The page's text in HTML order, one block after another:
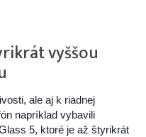
vyššou
ale aj k riadnej
napríklad vybavili
5, ktoré je až štyrikrát